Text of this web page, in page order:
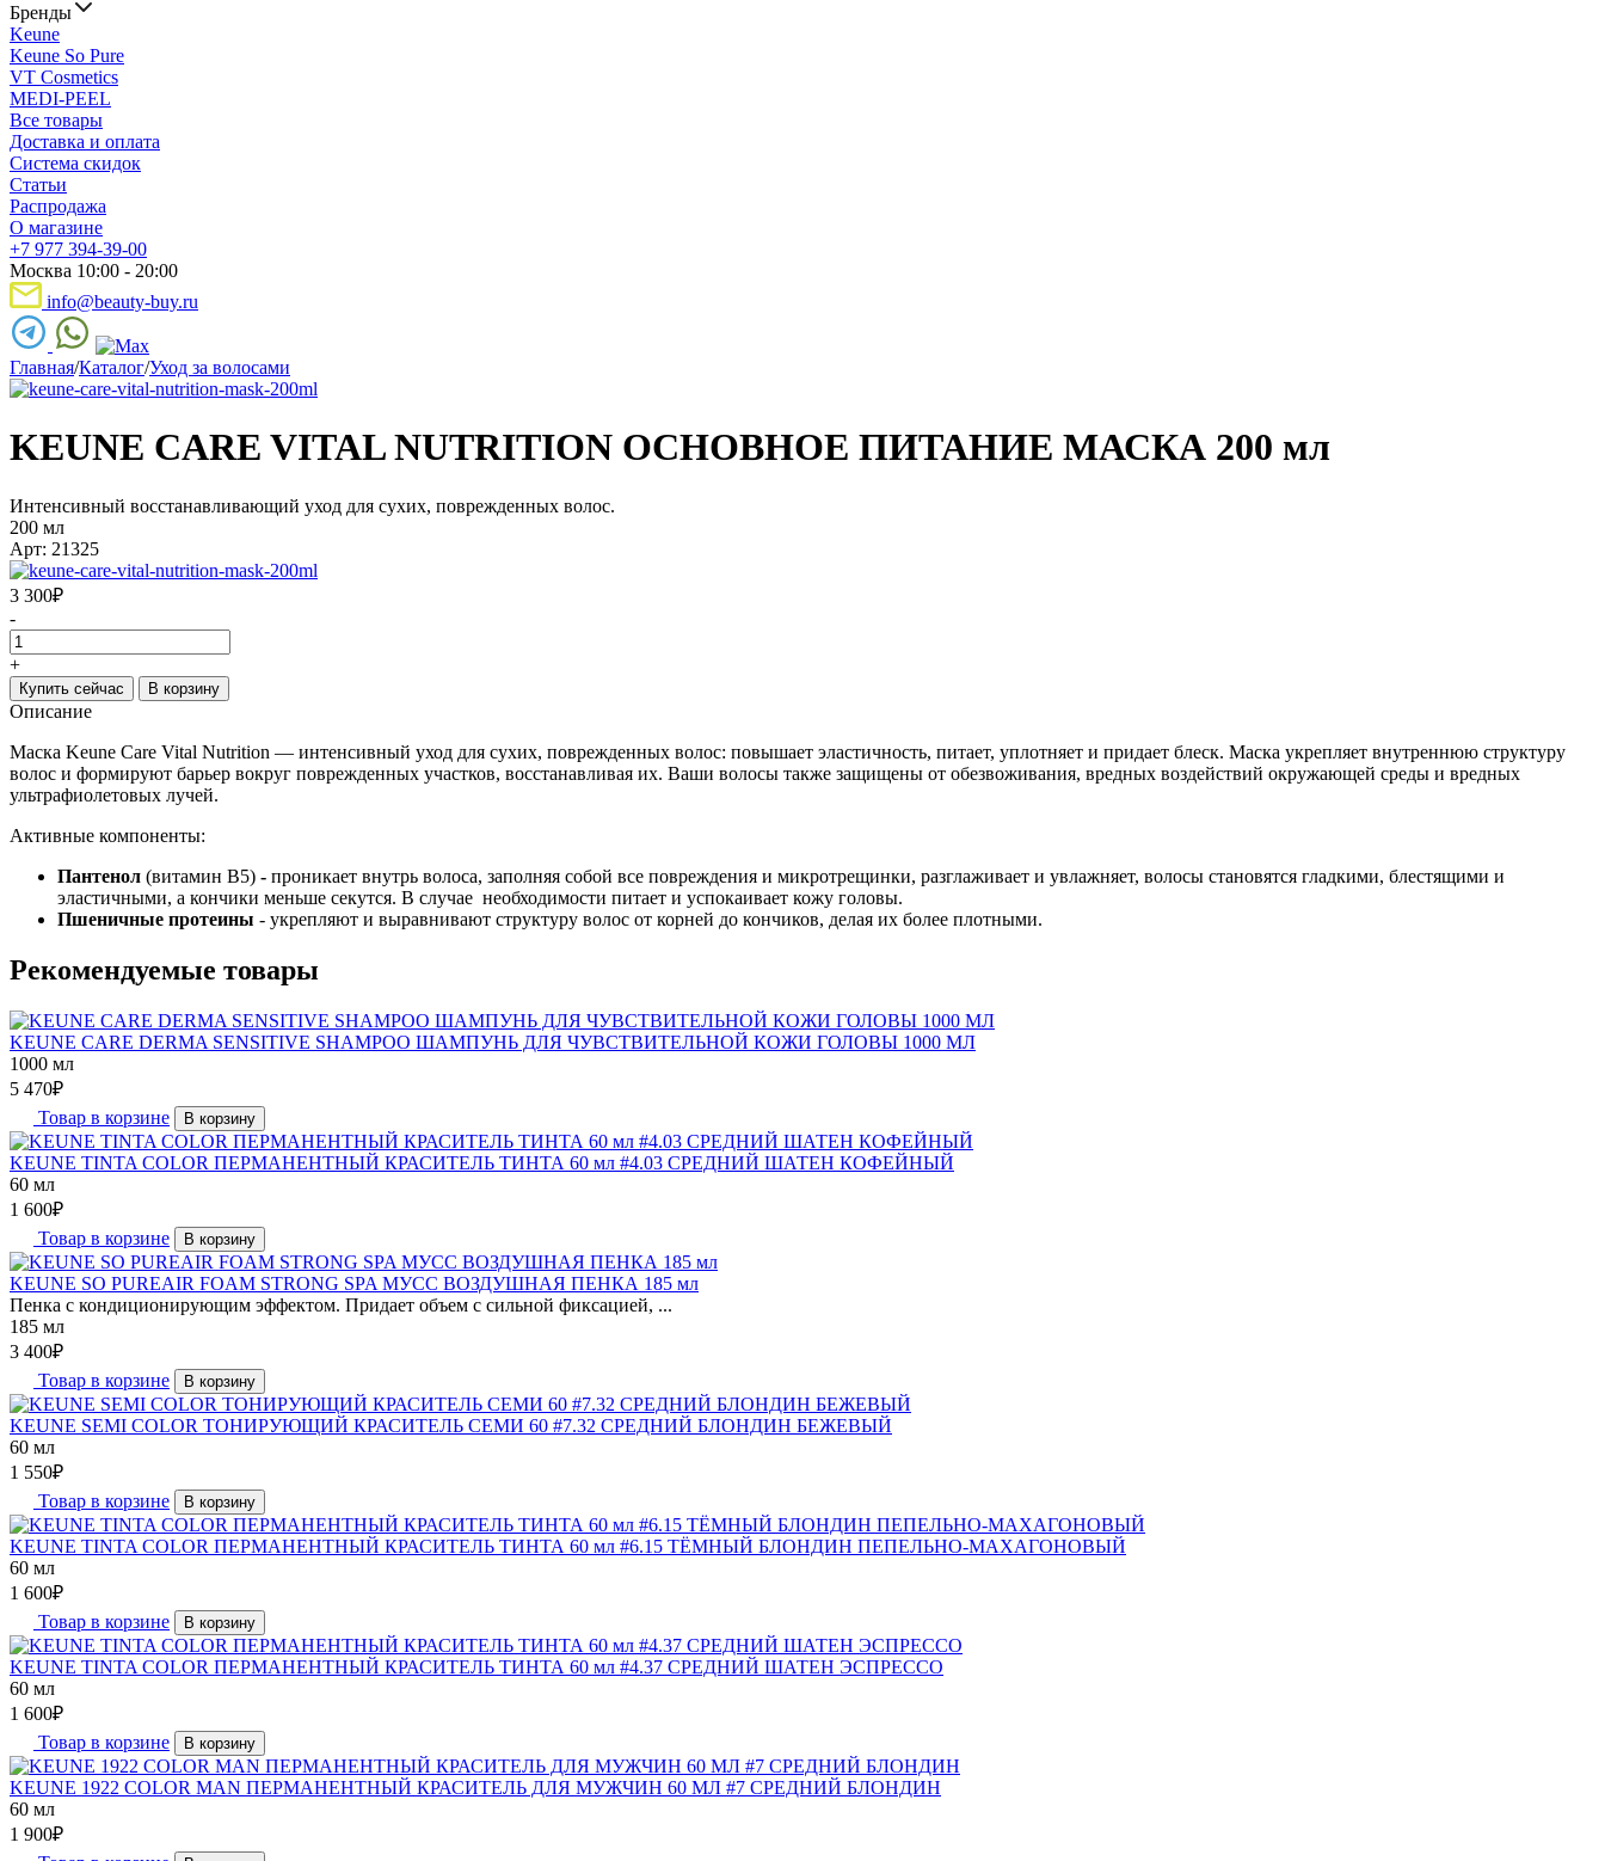
Бренды
Keune
Keune So Pure
VT Cosmetics
MEDI-PEEL
Все товары
Доставка и оплата
Система скидок
Статьи
Распродажа
О магазине
+7 977 394-39-00
Москва 10:00 - 20:00
info@beauty-buy.ru
Главная/Каталог/Уход за волосами
KEUNE CARE VITAL NUTRITION ОСНОВНОЕ ПИТАНИЕ МАСКА 200 мл
Интенсивный восстанавливающий уход для сухих, поврежденных волос.
200 мл
Арт: 21325
3 300₽
-
+
Купить сейчас В корзину
Описание
Маска Keune Care Vital Nutrition — интенсивный уход для сухих, поврежденных волос: повышает эластичность, питает, уплотняет и придает блеск. Маска укрепляет внутреннюю структуру
волос и формируют барьер вокруг поврежденных участков, восстанавливая их. Ваши волосы также защищены от обезвоживания, вредных воздействий окружающей среды и вредных
ультрафиолетовых лучей.
Активные компоненты:
Пантенол (витамин B5) - проникает внутрь волоса, заполняя собой все повреждения и микротрещинки, разглаживает и увлажняет, волосы становятся гладкими, блестящими и
эластичными, а кончики меньше секутся. В случае необходимости питает и успокаивает кожу головы.
Пшеничные протеины - укрепляют и выравнивают структуру волос от корней до кончиков, делая их более плотными.
Рекомендуемые товары
KEUNE CARE DERMA SENSITIVE SHAMPOO ШАМПУНЬ ДЛЯ ЧУВСТВИТЕЛЬНОЙ КОЖИ ГОЛОВЫ 1000 МЛ
1000 мл
5 470₽
Товар в корзине
В корзину
KEUNE TINTA COLOR ПЕРМАНЕНТНЫЙ КРАСИТЕЛЬ ТИНТА 60 мл #4.03 СРЕДНИЙ ШАТЕН КОФЕЙНЫЙ
60 мл
1 600₽
Товар в корзине
В корзину
KEUNE SO PUREAIR FOAM STRONG SPA МУСС ВОЗДУШНАЯ ПЕНКА 185 мл
Пенка с кондиционирующим эффектом. Придает объем с сильной фиксацией, ...
185 мл
3 400₽
Товар в корзине
В корзину
KEUNE SEMI COLOR ТОНИРУЮЩИЙ КРАСИТЕЛЬ СЕМИ 60 #7.32 СРЕДНИЙ БЛОНДИН БЕЖЕВЫЙ
60 мл
1 550₽
Товар в корзине
В корзину
KEUNE TINTA COLOR ПЕРМАНЕНТНЫЙ КРАСИТЕЛЬ ТИНТА 60 мл #6.15 ТЁМНЫЙ БЛОНДИН ПЕПЕЛЬНО-МАХАГОНОВЫЙ
60 мл
1 600₽
Товар в корзине
В корзину
KEUNE TINTA COLOR ПЕРМАНЕНТНЫЙ КРАСИТЕЛЬ ТИНТА 60 мл #4.37 СРЕДНИЙ ШАТЕН ЭСПРЕССО
60 мл
1 600₽
Товар в корзине
В корзину
KEUNE 1922 COLOR MAN ПЕРМАНЕНТНЫЙ КРАСИТЕЛЬ ДЛЯ МУЖЧИН 60 МЛ #7 СРЕДНИЙ БЛОНДИН
60 мл
1 900₽